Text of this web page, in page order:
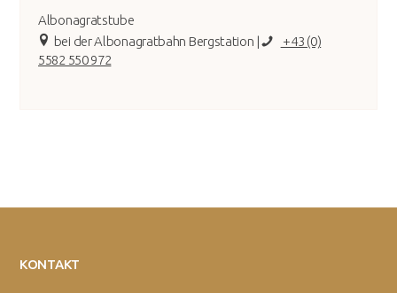
Albonagratstube
bei der Albonagratbahn Bergstation |
+43 (0)
5582 550 972
KONTAKT